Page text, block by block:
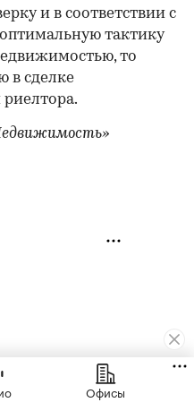
и в соответствии с
тактику
то
в сделке
Офисы